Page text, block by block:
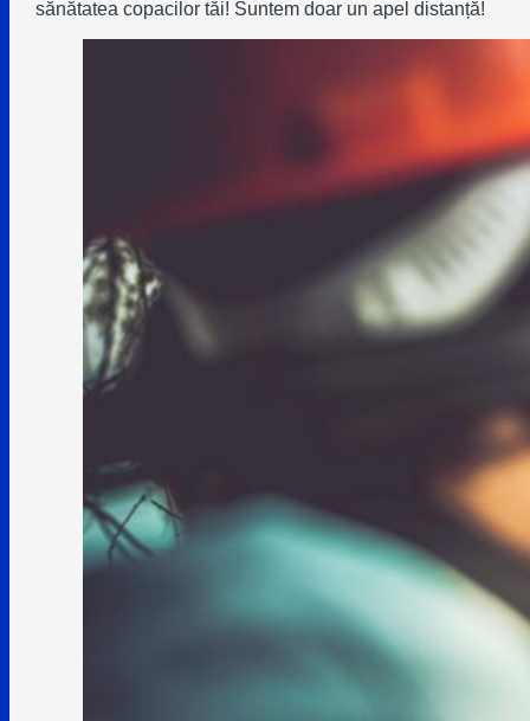
sănătatea copacilor tăi! Suntem doar un apel distanță!